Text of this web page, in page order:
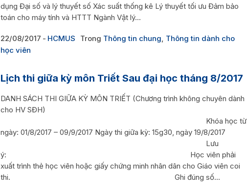
dụng Đại số và lý thuyết số Xác suất thống kê Lý thuyết tối ưu Đảm bảo
toán cho máy tính và HTTT Ngành Vật lý...
22/08/2017 HCMUS Trong Thông tin chung, Thông tin dành cho
học viên
Lịch thi giữa kỳ môn Triết Sau đại học tháng 8/2017
DANH SÁCH THI GIỮA KỲ MÔN TRIẾT (Chương trình không chuyên dành
cho HV SĐH)
Khóa học từ
ngày: 01/8/2017 – 09/9/2017 Ngày thi giữa kỳ: 15g30, ngày 19/8/2017
Lưu
ý: Học viên phải
xuất trình thẻ học viên hoặc giấy chứng minh nhân dân cho Giáo viên coi
thi. Ghi đúng số...